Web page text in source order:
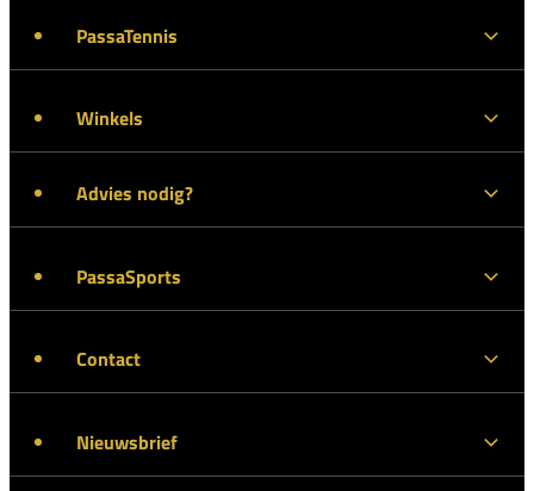
PassaTennis
Winkels
Advies nodig?
PassaSports
Contact
Nieuwsbrief